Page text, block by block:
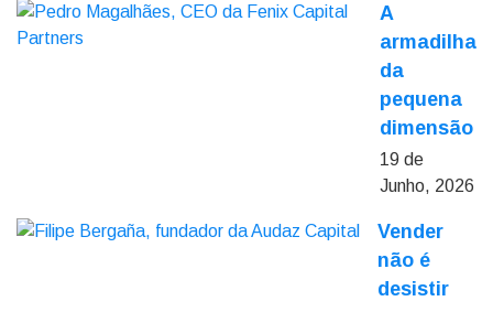
A
armadilha
da
pequena
dimensão
19 de
Junho, 2026
Vender
não é
desistir